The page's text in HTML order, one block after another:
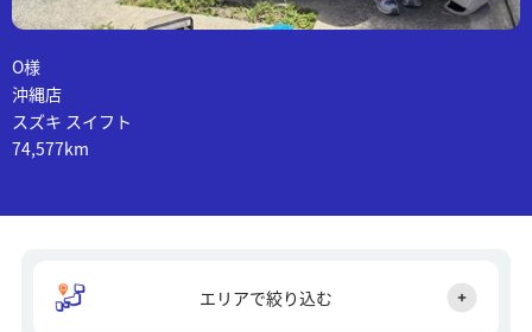
O様
沖縄店
スズキ スイフト
74,577km
エリアで絞り込む